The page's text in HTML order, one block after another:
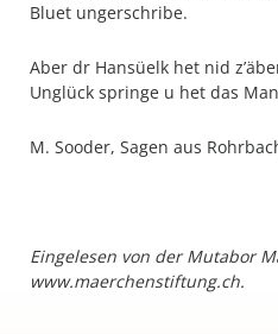
Bluet ungerschribe.
Aber dr Hansüelk het nid
Unglück springe u het das
M. Sooder, Sagen aus
Eingelesen von der Mutabor
www.maerchenstiftung.ch.